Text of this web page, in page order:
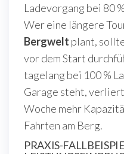
Ladevorgang bei 80
Wer eine längere
Bergwelt plant,
vor dem Start
tagelang bei 100 %
Garage steht,
Woche mehr
Fahrten am Berg.
PRAXIS-